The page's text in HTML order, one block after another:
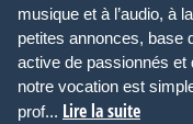
musique et à l’audio, à
petites annonces, base
active de passionnés et
notre vocation est
prof... Lire la suite